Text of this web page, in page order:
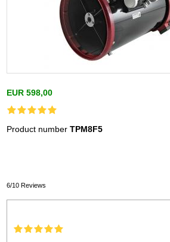
EUR 598,00
Product numberTPM8F5
6/10 Reviews